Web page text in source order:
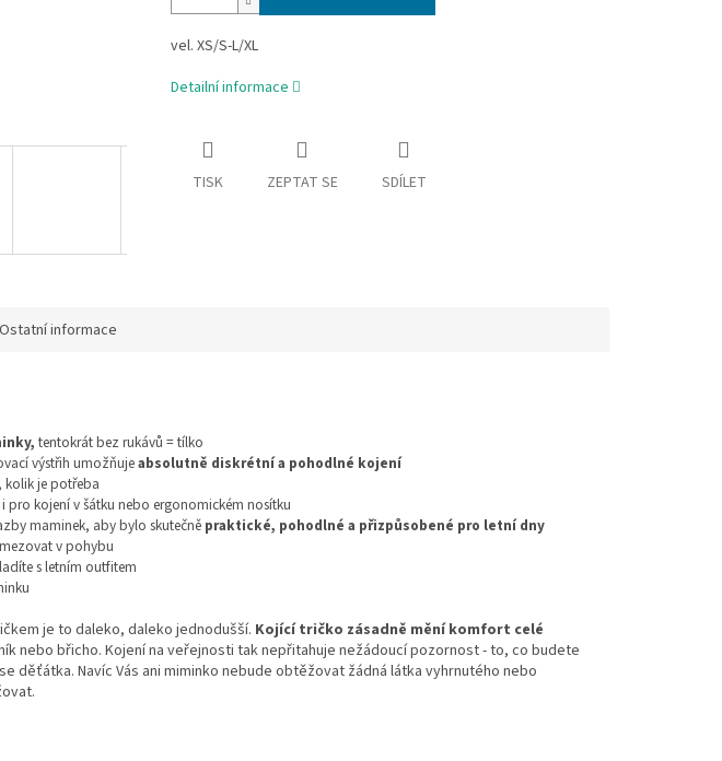
vel. XS/S-L/XL
Detailní informace
TISK ZEPTAT SE SDÍLET
Ostatní informace
tentokrát bez rukávů = tílko
výstřih umožňujeabsolutně diskrétní a pohodlné kojení
kolik je potřeba
i pro kojení v šátku nebo ergonomickém nosítku
maminek, aby bylo skutečně praktické, pohodlné a přizpůsobené pro letní dny
v pohybu
s letním outfitem
je to daleko, daleko jednodušší. Kojící tričko zásadně mění komfort celé
nebo břicho. Kojení na veřejnosti tak nepřitahuje nežádoucí pozornost - to, co budete
děťátka. Navíc Vás ani miminko nebude obtěžovat žádná látka vyhrnutého nebo